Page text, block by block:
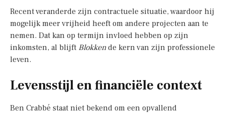
Recent veranderde zijn contractuele situatie, waardoor hij
mogelijk meer vrijheid heeft om andere projecten aan te
nemen. Dat kan op termijn invloed hebben op zijn
inkomsten, al blijft Blokkende kern van zijn professionele
leven.
Levensstijl en financiële context
Ben Crabbé staat niet bekend om een opvallend